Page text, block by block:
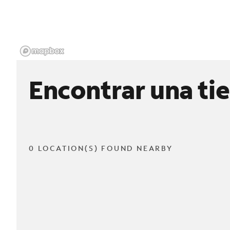
Encontrar una
0 LOCATION(S) FOUND NEARBY